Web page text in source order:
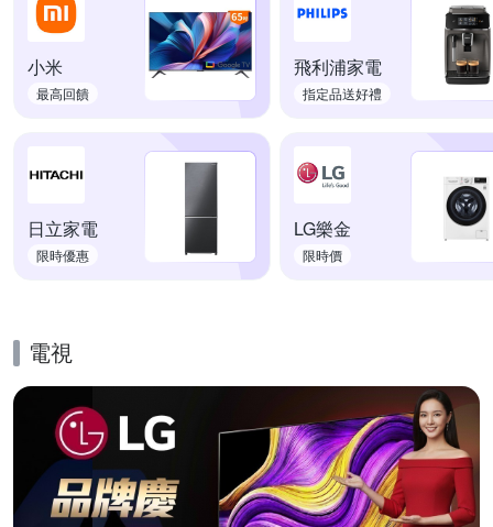
小米
最高回饋
飛利浦家電
指定品送好禮
日立家電
限時優惠
LG樂金
限時價
電視